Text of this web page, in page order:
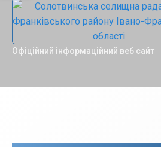
Офіційний інформаційний веб сайт